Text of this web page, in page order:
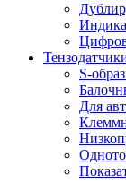
S-
Для